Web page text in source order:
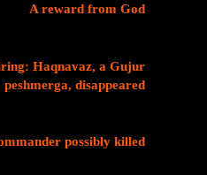
A reward from God
Haqnavaz, a Gujur
peshmerga, disappeared
possibly killed